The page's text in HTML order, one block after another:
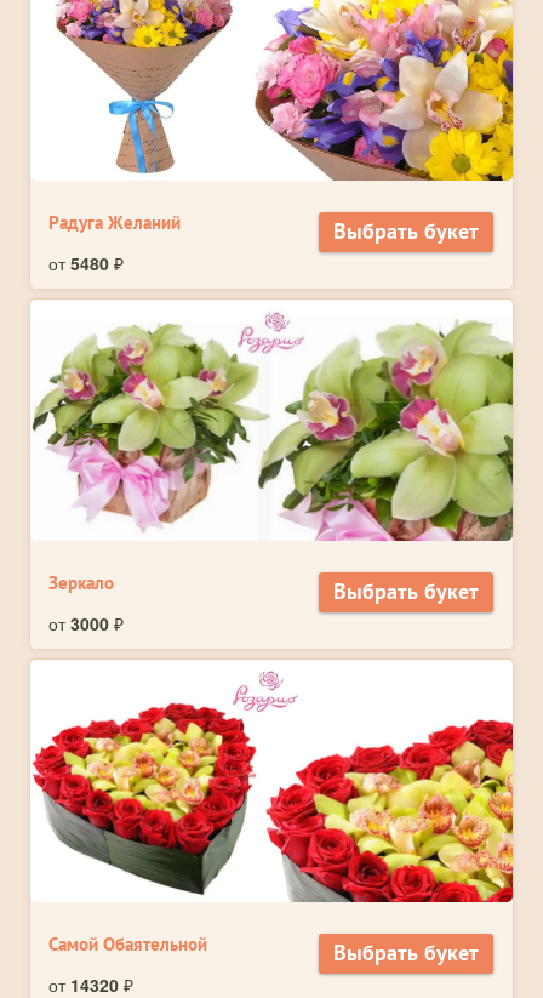
Радуга Желаний
от5480 ₽
Выбрать букет
Зеркало
от3000 ₽
Выбрать букет
Самой Обаятельной
от 14320 ₽
Выбрать букет